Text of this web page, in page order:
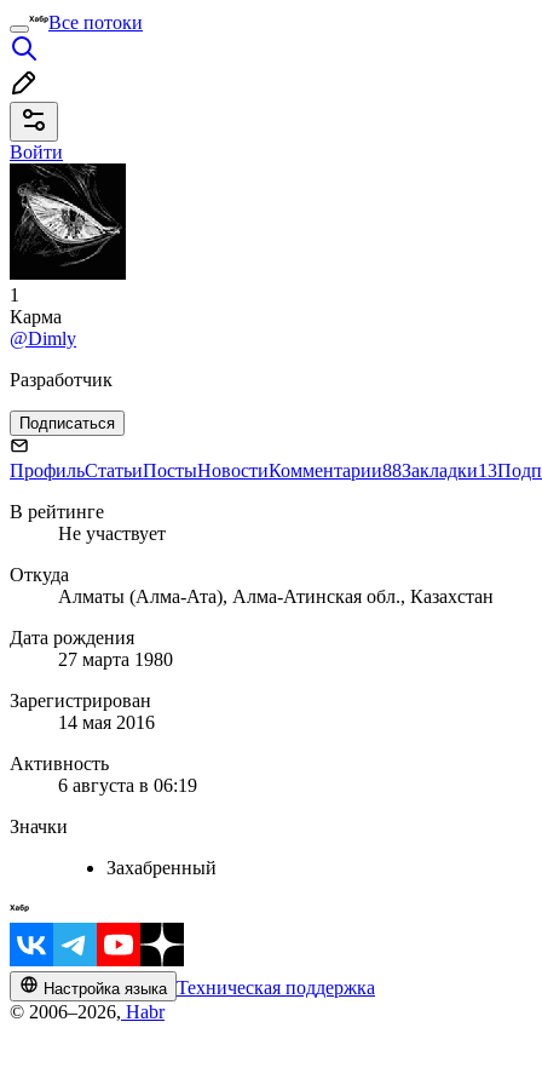
Все потоки
Войти
1
Карма
@Dimly
Разработчик
Подписаться
ПрофильСтатьиПостыНовостиКомментарии88Закладки13
В рейтинге
Не участвует
Откуда
Алматы (Алма-Ата), Алма-Атинская обл., Казахстан
Дата рождения
27 марта 1980
Зарегистрирован
14 мая 2016
Активность
6 августа в 06:19
Значки
Захабренный
Настройка языка Техническая поддержка
© 2006–2026, Habr